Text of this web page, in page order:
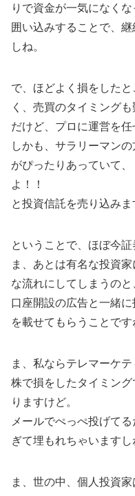
りで資金が一気になく
囲い込みすることで、
しね。
で、ほどよく損をした
く、売買のタイミングも
だけど、プロに運営を任
しかも、サラリーマン
がぴったりあっていて
よ！！
と投資信託を売り込みま
ということで、ほぼ今
ま、あとは有名な投資
な流れにしてしまうのと
口座開設の広告と一緒
を載せてもらうことです
ま、私ならテレマーケ
株で損をしたタイミン
りますけど。
メールでぺっぺ投げて
ぎて埋もれちゃいますし
ま、世の中、個人投資家